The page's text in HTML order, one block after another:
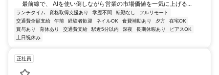
最前線で、 AIを使い倒しながら営業の市場価値を一気に上げる...
ランチタイム 資格取得支援あり 学歴不問 転勤なし
フルリモート
交通費全額支給
午前 経験者歓迎 ネイルOK 食費補助あり 夕方
在宅OK
賞与あり
育休あり 交通費支給 駅近5分以内 深夜 長期休暇あり
ピアスOK
土日祝休み
正社員